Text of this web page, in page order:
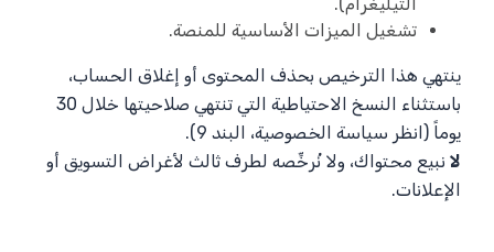
تشغيل الميزات الأساسية للمنصة.
ينتهي هذا الترخيص بحذف المحتوى أو إغلاق الحساب،
باستثناء النسخ الاحتياطية التي تنتهي صلاحيتها خلال 30
يوماً (انظر سياسة الخصوصية، البند 9).
لا نبيع محتواك، ولا نُرخِّصه لطرف ثالث لأغراض التسويق أو
الإعلانات.